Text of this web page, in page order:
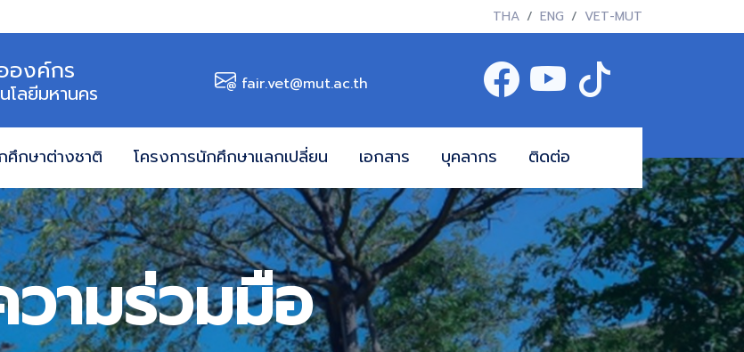
THA ENG VET-MUT
องค์กร
ลยีมหานคร fair.vet@mut.ac.th
ศึกษาต่างชาติ โครงการนักศึกษาแลกเปลี่ยน เอกสาร บุคลากร ติดต่อ
ามร่วมมือ